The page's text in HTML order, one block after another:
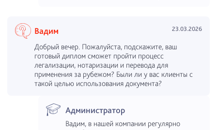
Вадим 23.03.2026
Добрый вечер. Пожалуйста, подскажите, ваш
готовый диплом сможет пройти процесс
легализации, нотаризации и перевода для
применения за рубежом? Были ли у вас клиенты с
такой целью использования документа?
Администратор
Вадим, в нашей компании регулярно